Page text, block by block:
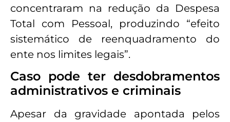
concentraram na redução da Despesa
Total com Pessoal, produzindo “efeito
sistemático de reenquadramento do
ente nos limites legais”.
Caso pode ter desdobramentos
administrativos e criminais
Apesar da gravidade apontada pelos